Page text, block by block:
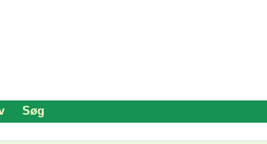
Søg